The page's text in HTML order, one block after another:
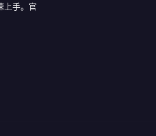
上手。官